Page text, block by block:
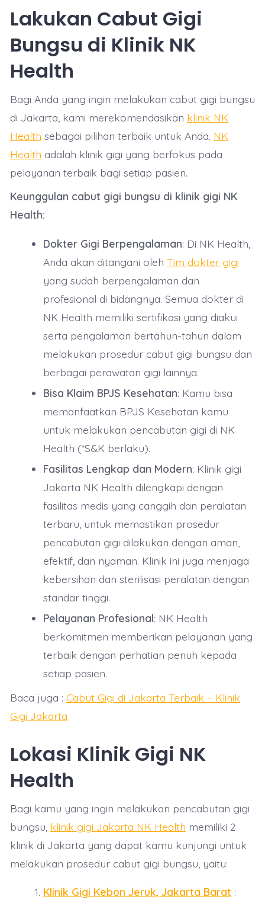
Lakukan Cabut Gigi
Bungsu di Klinik NK
Health
Bagi Anda yang ingin melakukan cabut gigi bungsu
di Jakarta, kami merekomendasikan klinik NK
Health sebagai pilihan terbaik untuk Anda. NK
Health adalah klinik gigi yang berfokus pada
pelayanan terbaik bagi setiap pasien.
Keunggulan cabut gigi bungsu di klinik gigi NK
Health:
Dokter Gigi Berpengalaman: Di NK Health,
Anda akan ditangani oleh Tim dokter gigi
yang sudah berpengalaman dan
profesional di bidangnya. Semua dokter di
NK Health memiliki sertifikasi yang diakui
serta pengalaman bertahun-tahun dalam
melakukan prosedur cabut gigi bungsu dan
berbagai perawatan gigi lainnya.
Bisa Klaim BPJS Kesehatan: Kamu bisa
memanfaatkan BPJS Kesehatan kamu
untuk melakukan pencabutan gigi di NK
Health (*S&K berlaku).
Fasilitas Lengkap dan Modern: Klinik gigi
Jakarta NK Health dilengkapi dengan
fasilitas medis yang canggih dan peralatan
terbaru, untuk memastikan prosedur
pencabutan gigi dilakukan dengan aman,
efektif, dan nyaman. Klinik ini juga menjaga
kebersihan dan sterilisasi peralatan dengan
standar tinggi.
Pelayanan Profesional: NK Health
berkomitmen memberikan pelayanan yang
terbaik dengan perhatian penuh kepada
setiap pasien.
Baca juga : Cabut Gigi di Jakarta Terbaik – Klinik
Gigi Jakarta
Lokasi Klinik Gigi NK
Health
Bagi kamu yang ingin melakukan pencabutan gigi
bungsu, klinik gigi Jakarta NK Health memiliki 2
klinik di Jakarta yang dapat kamu kunjungi untuk
melakukan prosedur cabut gigi bungsu, yaitu:
Klinik Gigi Kebon Jeruk, Jakarta Barat :